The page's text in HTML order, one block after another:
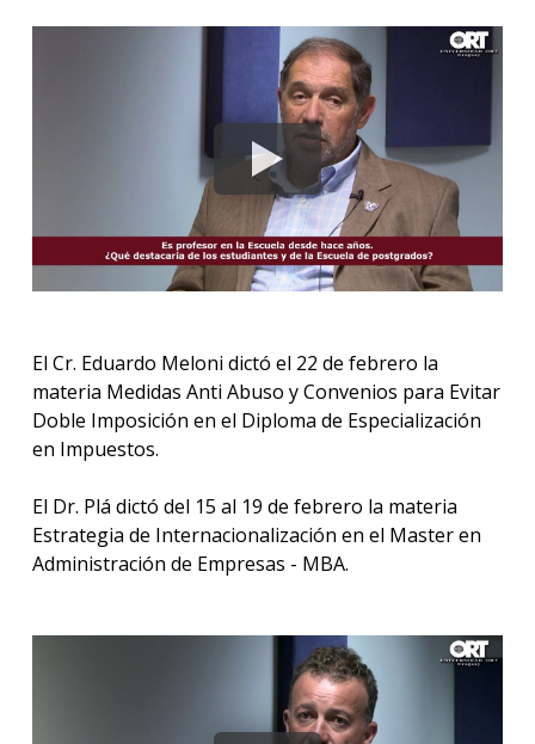
El Cr. Eduardo Meloni dictó el 22 de febrero la
materia Medidas Anti Abuso y Convenios para Evitar
Doble Imposición en el Diploma de Especialización
en Impuestos.
El Dr. Plá dictó del 15 al 19 de febrero la materia
Estrategia de Internacionalización en el Master en
Administración de Empresas - MBA.